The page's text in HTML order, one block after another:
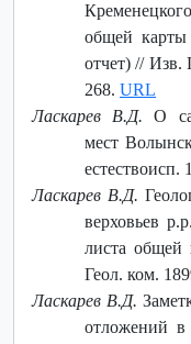
общей карты
отчет) // Изв.
268. URL
Ласкарев В.Д. О
мест
Ласкарев В.Д.
верховьев
листа общей
Геол. ком.
Ласкарев В.Д.
отложений в